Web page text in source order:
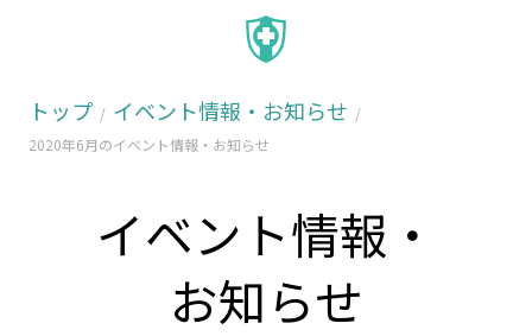
トップ イベント情報・お知らせ
2020年6月のイベント情報・お知らせ
イベント情報・
お知らせ